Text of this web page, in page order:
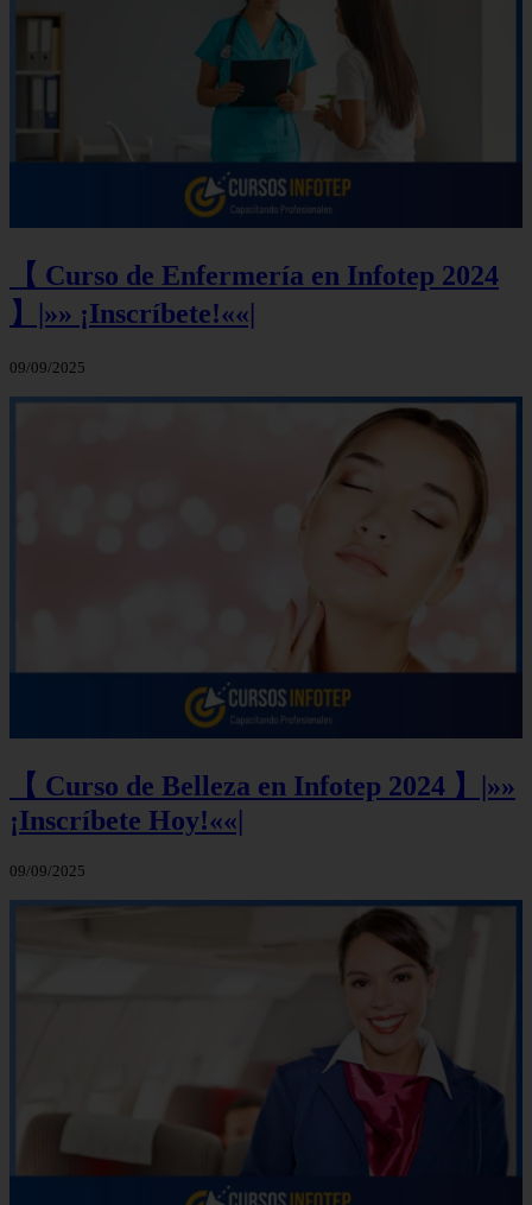
【 Curso de Enfermería en Infotep 2024
】|»» ¡Inscríbete!««|
09/09/2025
【 Curso de Belleza en Infotep 2024 】|»»
¡Inscríbete Hoy!««|
09/09/2025